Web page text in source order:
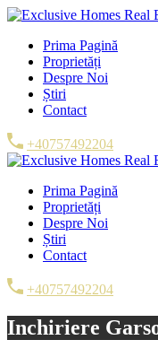
Prima Pagină
Proprietăți
Despre Noi
Știri
Contact
+40757492204
Prima Pagină
Proprietăți
Despre Noi
Știri
Contact
+40757492204
Inchiriere